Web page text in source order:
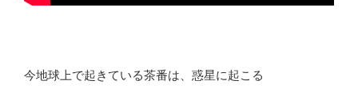
今地球上で起きている茶番は、惑星に起こる